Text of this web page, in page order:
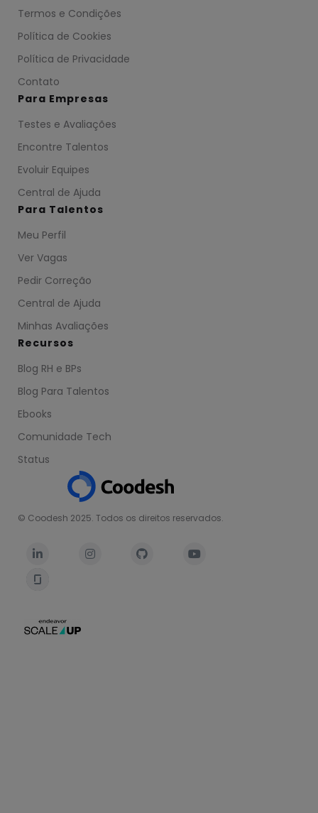
© Coodesh 2025. Todos os direitos reservados.
   
Termos e Condições
Política de Cookies
Política de Privacidade
Contato
Para Empresas
Testes e Avaliações
Encontre Talentos
Evoluir Equipes
Central de Ajuda
Para Talentos
Meu Perfil
Ver Vagas
Pedir Correção
Central de Ajuda
Minhas Avaliações
Recursos
Blog RH e BPs
Blog Para Talentos
Ebooks
Comunidade Tech
Status